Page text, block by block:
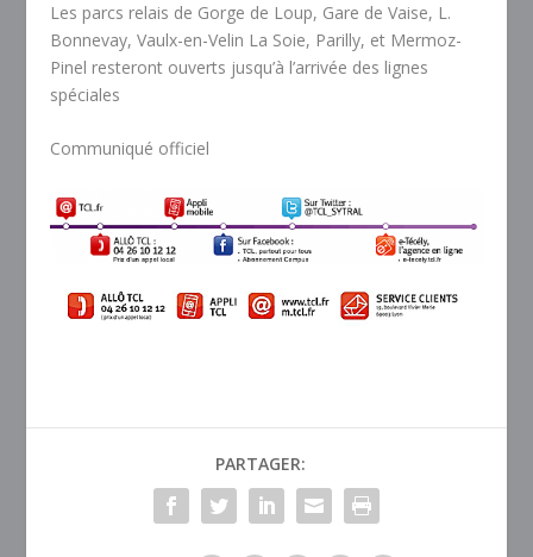
Les parcs relais de Gorge de Loup, Gare de Vaise, L.
Bonnevay, Vaulx-en-Velin La Soie, Parilly, et Mermoz-
Pinel resteront ouverts jusqu’à l’arrivée des lignes
spéciales
Communiqué officiel
PARTAGER: